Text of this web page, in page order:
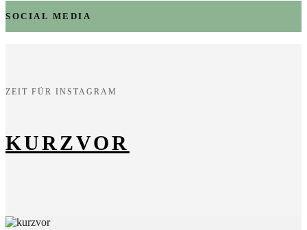
SOCIAL MEDIA
ZEIT FÜR INSTAGRAM
KURZVOR